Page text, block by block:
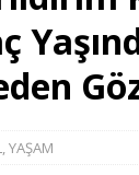
]
Dünyanın Bilinen
] Gökyüzü
,YAŞAM